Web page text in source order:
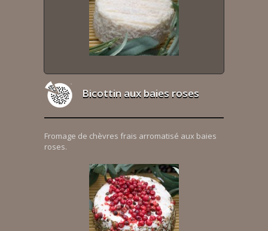
Bicottin aux baies roses
Fromage de chèvres frais arromatisé aux baies
roses.